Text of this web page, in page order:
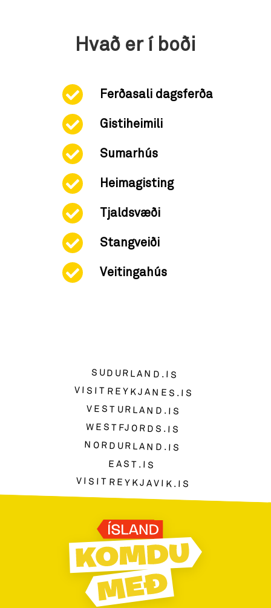
Hvað er í boði
Ferðasali dagsferða
Gistiheimili
Sumarhús
Heimagisting
Tjaldsvæði
Stangveiði
Veitingahús
SUDURLAND.IS
VISITREYKJANES.IS
VESTURLAND.IS
WESTFJORDS.IS
NORDURLAND.IS
EAST.IS
VISITREYKJAVIK.IS